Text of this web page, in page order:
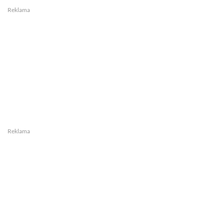
Reklama
Reklama